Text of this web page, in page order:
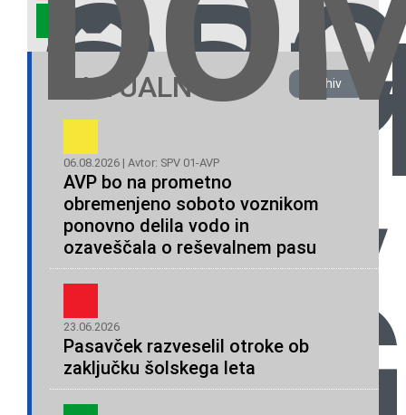
SPV
IN
AKTUALNO Arhiv
06.08.2026 | Avtor: SPV 01-AVP
AVP bo na prometno
obremenjeno soboto voznikom
ponovno delila vodo in
ozaveščala o reševalnem pasu
23.06.2026
Pasavček razveselil otroke ob
zaključku šolskega leta